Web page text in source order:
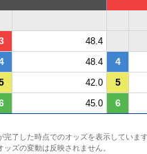
48.4
48.4
4
42.0
5
45.0 6
完了した時点でのオッズを表示していま
ズの変動は反映されません。